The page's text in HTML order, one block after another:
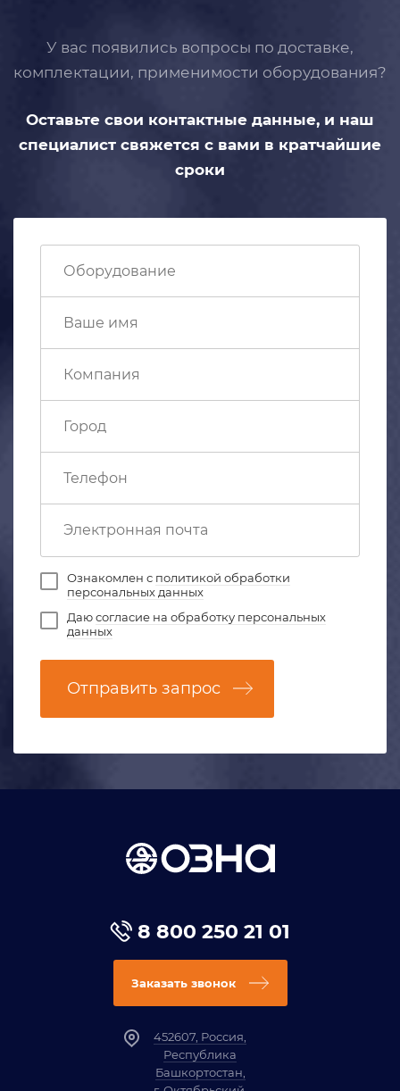
У вас появились вопросы по доставке,
комплектации, применимости оборудования?
Оставьте свои контактные данные, и наш
специалист свяжется с вами в кратчайшие
сроки
Ознакомлен с политикой обработки
персональных данных
Даюсогласие на обработку персональных
данных
Отправить запрос
8 800 250 21 01
Заказать звонок
452607, Россия,
Республика
Башкортостан,